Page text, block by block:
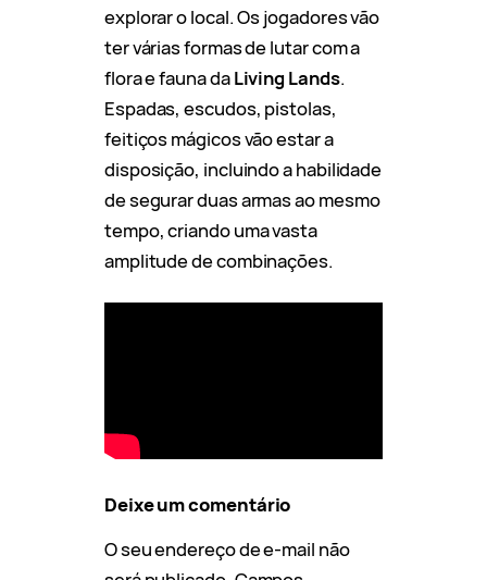
explorar o local. Os jogadores vão
ter várias formas de lutar com a
flora e fauna daLiving Lands.
Espadas, escudos, pistolas,
feitiços mágicos vão estar a
disposição, incluindo a habilidade
de segurar duas armas ao mesmo
tempo, criando uma vasta
amplitude de combinações.
Deixe um comentário
O seu endereço de e-mail não